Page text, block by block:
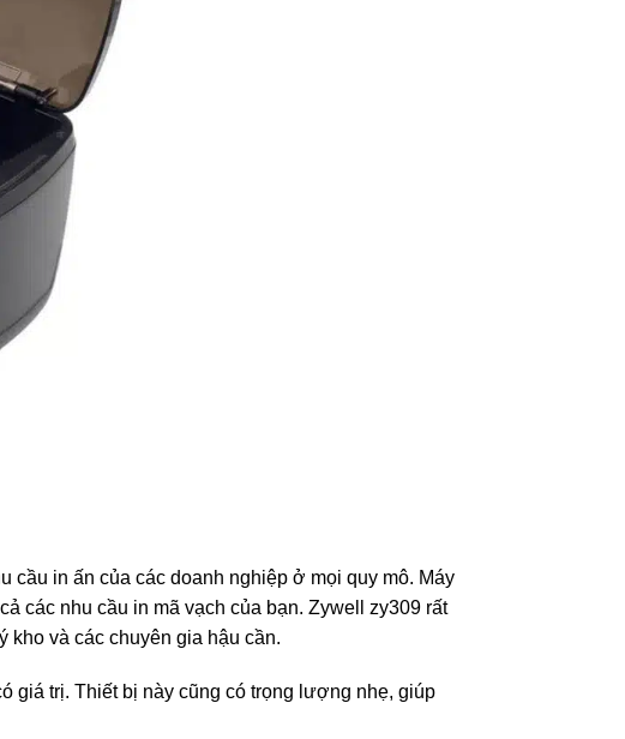
cầu in ấn của các doanh nghiệp ở mọi quy mô. Máy
các nhu cầu in mã vạch của bạn. Zywell zy309 rất
và các chuyên gia hậu cần.
giá trị. Thiết bị này cũng có trọng lượng nhẹ, giúp